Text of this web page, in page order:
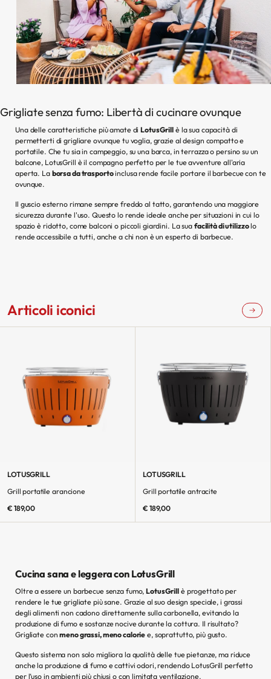
Grigliate senza fumo: Libertà di cucinare ovunque
Una delle caratteristiche più amate diLotusGrill è la sua capacità di
permetterti di grigliare ovunque tu voglia, grazie al design compatto e
portatile. Che tu sia in campeggio, su una barca, in terrazza o persino su un
balcone, LotusGrill è il compagno perfetto per le tue avventure all'aria
aperta. La borsa da trasportoinclusa rende facile portare il barbecue con te
ovunque.
Il guscio esterno rimane sempre freddo al tatto, garantendo una maggiore
sicurezza durante l'uso. Questo lo rende ideale anche per situazioni in cui lo
spazio è ridotto, come balconi o piccoli giardini. La sua facilità di utilizzolo
rende accessibile a tutti, anche a chi non è un esperto di barbecue.
Articoli iconici
LOTUSGRILL
Grill portatile arancione
€ 189,00
LOTUSGRILL
Grill portatile antracite
€ 189,00
Cucina sana e leggera con LotusGrill
Oltre a essere un barbecue senza fumo,LotusGrill è progettato per
rendere le tue grigliate più sane. Grazie al suo design speciale, i grassi
degli alimenti non cadono direttamente sulla carbonella, evitando la
produzione di fumo e sostanze nocive durante la cottura. Il risultato?
Grigliate conmeno grassi, meno calorie e, soprattutto, più gusto.
Questo sistema non solo migliora la qualità delle tue pietanze, ma riduce
anche la produzione di fumo e cattivi odori, rendendo LotusGrill perfetto
per l’uso in ambienti più chiusi o con limitata ventilazione.